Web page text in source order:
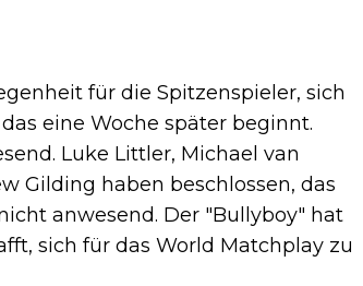
für die Spitzenspieler, sich
eine Woche später beginnt.
Luke Littler, Michael van
Gilding haben beschlossen, das
anwesend. Der "Bullyboy" hat
sich für das World Matchplay zu